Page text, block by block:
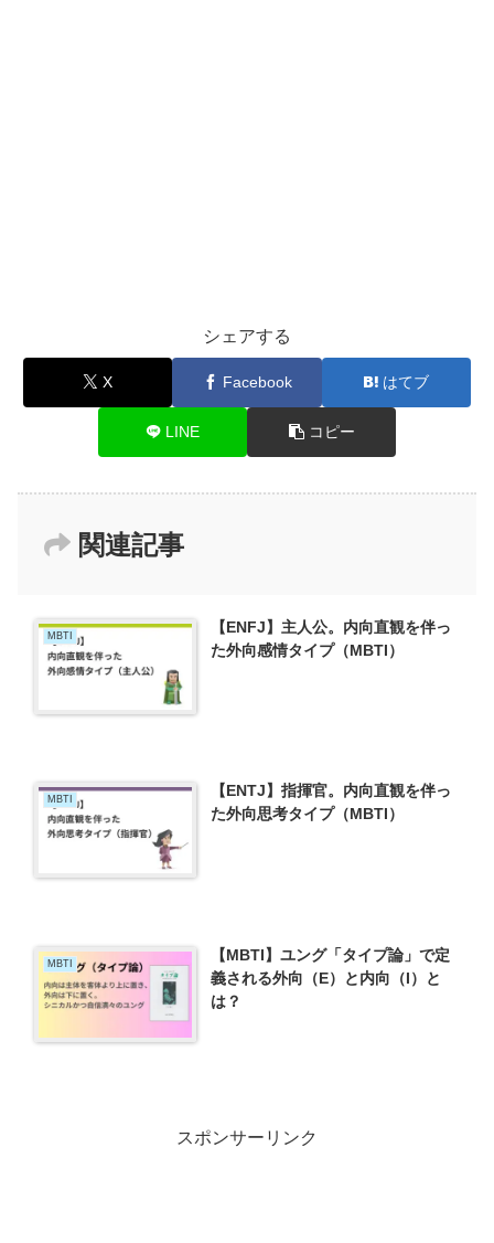
シェアする
X Facebook はてブ
LINE コピー
関連記事
MBTI
【ENFJ】主人公。内向直観を伴っ
た外向感情タイプ（MBTI）
MBTI
【ENTJ】指揮官。内向直観を伴っ
た外向思考タイプ（MBTI）
MBTI
【MBTI】ユング「タイプ論」で定
義される外向（E）と内向（I）と
は？
スポンサーリンク